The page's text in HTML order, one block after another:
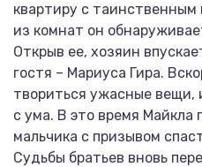
квартиру с
из комнат он
Открыв ее, хозяин
гостя – Мариуса Гира.
твориться ужасные вещи,
с ума. В это время Майкла
мальчика с призывом
Судьбы братьев вновь